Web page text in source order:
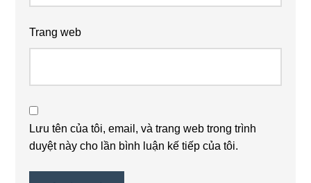
Trang web
Lưu tên của tôi, email, và trang web trong trình
duyệt này cho lần bình luận kế tiếp của tôi.